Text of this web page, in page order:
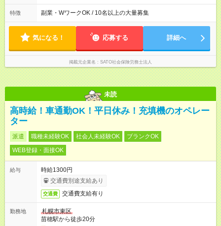
～8時間（週15時間～40時間以内）、週3日～OK！ ※30分単位
で選択可。途中変更可。 ＜選べる勤務シフト例＞ 下記以外も可
分） 10：00～14：00（休憩無） 13：00～18：00（休憩無）
等
特徴 副業・WワークOK / 10名以上の大量募集
気になる！ 応募する 詳細へ
掲載元企業名 SATO社会保険労務士法人
未読
高時給！車通勤OK！平日休み！充填機のオペレー
ター
派遣 職種未経験OK 社会人未経験OK
ブランクOK
WEB登録・面接OK
給与
時給1300円
交通費別途支給あり
交通費 交通費支給有り
勤務地
札幌市東区
苗穂駅から徒歩20分